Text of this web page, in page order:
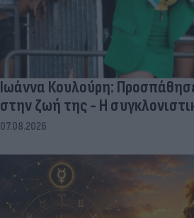
Ιωάννα Κουλούρη:
στην ζωή της - Η
07.08.2026